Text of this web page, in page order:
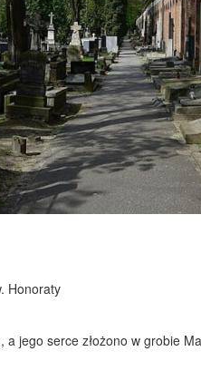
Honoraty
a jego serce złożono w grobie